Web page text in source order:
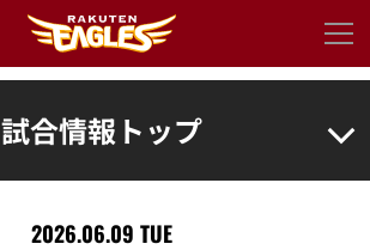
試合情報トップ
2026.06.09 TUE